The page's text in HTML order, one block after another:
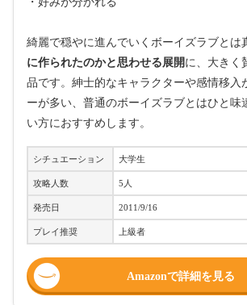
綺麗で穏やに進んでいくボーイズラブとは
に作られたのかと思わせる展開 に、大きく
品です。紳士的なキャラクターや感情移入
ーが多い、普通のボーイズラブとはひと味
い方におすすめします。
シチュエーション 大学生
攻略人数 5人
発売日 2011/9/16
プレイ推奨 上級者
Amazonで詳細を見る